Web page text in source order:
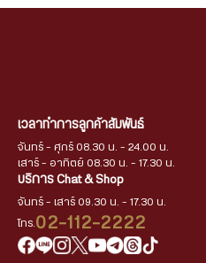
เวลาทำการลูกค้าสัมพันธ์
จันทร์ - ศุกร์ 08.30 น. - 24.00 น.
เสาร์ - อาทิตย์ 08.30 น. - 17.30 น.
บริการ Chat & Shop
จันทร์ - เสาร์ 09.30 น. - 17.30 น.
โทร. 02-112-2222